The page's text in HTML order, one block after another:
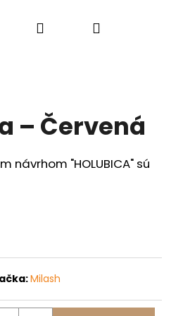
PrihlásenieNákupný
– Červená
návrhom "HOLUBICA" sú
Milash